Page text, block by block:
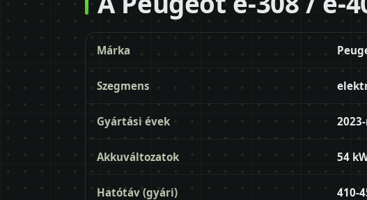
Márka
Szegmens
Gyártási évek
Akkuváltozatok 54
Hatótáv (gyári) 410-